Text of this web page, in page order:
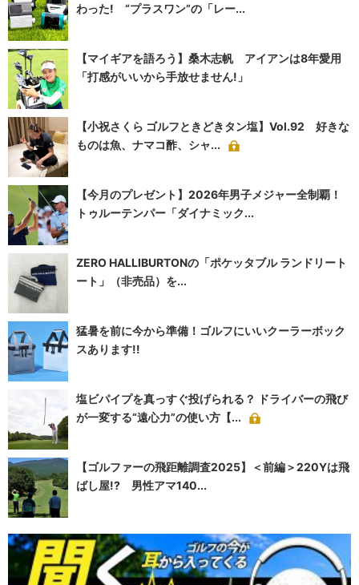
わった! “プラスワン”の「レー...
【マイギアを語ろう】桑木志帆 アイアンは8年愛用
「打感がいいから手放せません!」
【小祝さくら ゴルフときどきタン塩】Vol.92 好きな
ものは魚、ナマコ酢、シャ...
【今月のプレゼント】2026年男子メジャー全制覇！
トゥルーテンパー「ダイナミック...
ZERO HALLIBURTONの「ポケッタブル ランドリート
ート」（非売品）を...
猛暑を前に今から準備！ゴルフにいいクーラーボック
スあります!!
塩ビパイプを真っすぐ投げられる？ ドライバーの飛び
が一変する“遠心力”の使い方【...
【ゴルファーの飛距離調査2025】＜前編＞220Yは飛
ばし屋!? 男性アマ140...